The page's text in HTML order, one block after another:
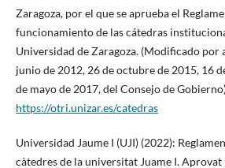
Zaragoza, por el que se aprueba el
funcionamiento de las cátedras
Universidad de Zaragoza. (Modificado por
junio de 2012, 26 de octubre de 2015, 16
de mayo de 2017, del Consejo de
https://otri.unizar.es/catedras
Universidad Jaume I (UJI) (2022):
càtedres de la universitat Juame I.